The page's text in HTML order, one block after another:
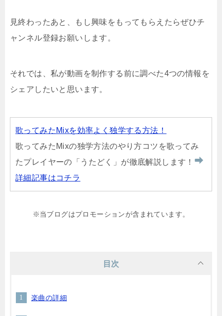
見終わったあと、もし興味をもってもらえたらぜひチ
ャンネル登録お願いします。
それでは、私が動画を制作する前に調べた4つの情報を
シェアしたいと思います。
歌ってみたMixを効率よく独学する方法！
歌ってみたMixの独学方法のやり方コツを歌ってみ
たプレイヤーの「うたどく」が徹底解説します！
詳細記事はコチラ
※当ブログはプロモーションが含まれています。
目次
楽曲の詳細